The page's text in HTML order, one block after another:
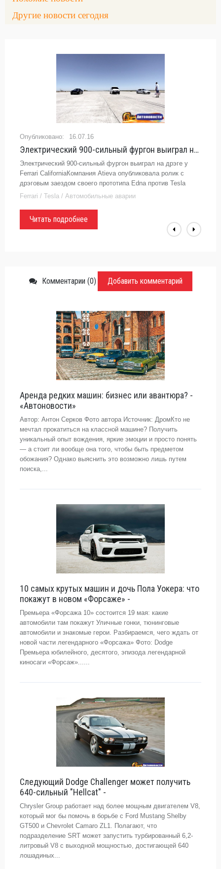
Другие новости сегодня
16.07.16
Электрический 900-сильный фургон выиграл на дрэге у Ferrari California -
Электрический 900-сильный фургон выиграл на дрэге у
Ferrari CaliforniaКомпания Atieva опубликовала ролик с
дрэговым заездом своего прототипа Edna против Tesla
Model S и Ferrari California
Ferrari / Tesla / Автомобильные аварии
Читать подробнее
Комментарии (0) Добавить комментарий
Аренда редких машин: бизнес или авантюра? -
«Автоновости»
Автор: Антон Серков Фото автора Источник: ДромКто не
мечтал прокатиться на классной машине? Получить
уникальный опыт вождения, яркие эмоции и просто понять
— а стоит ли вообще она того, чтобы быть предметом
обожания? Однако выяснить это возможно лишь путем
поиска,...
10 самых крутых машин и дочь Пола Уокера: что
покажут в новом «Форсаже» -
Премьера «Форсажа 10» состоится 19 мая: какие
автомобили там покажут Уличные гонки, тюнинговые
автомобили и знакомые герои. Разбираемся, чего ждать от
новой части легендарного «Форсажа» Фото: Dodge
Премьера юбилейного, десятого, эпизода легендарной
киносаги «Форсаж»......
Следующий Dodge Challenger может получить
640-сильный "Hellcat" -
Chrysler Group работает над более мощным двигателем V8,
который мог бы помочь в борьбе с Ford Mustang Shelby
GT500 и Chevrolet Camaro ZL1. Полагают, что
подразделение SRT может запустить турбированный 6,2-
литровый V8 с выходной мощностью, достигающей 640
лошадиных...